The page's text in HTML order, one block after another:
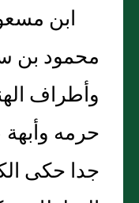
ابن
محمود بن
وأطراف
حرمه
جدا حكى